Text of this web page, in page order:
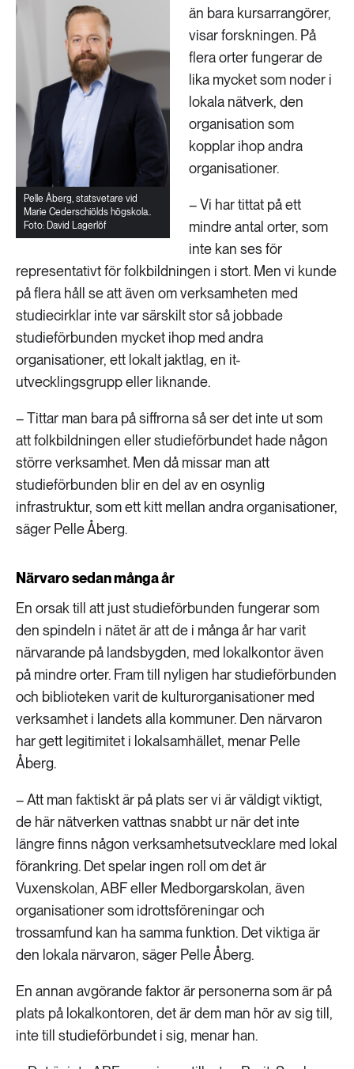
Pelle Åberg, statsvetare vid
Marie Cederschiölds högskola..
Foto: David Lagerlöf
än bara kursarrangörer,
visar forskningen. På
flera orter fungerar de
lika mycket som noder i
lokala nätverk, den
organisation som
kopplar ihop andra
organisationer.
– Vi har tittat på ett
mindre antal orter, som
inte kan ses för
representativt för folkbildningen i stort. Men vi kunde
på flera håll se att även om verksamheten med
studiecirklar inte var särskilt stor så jobbade
studieförbunden mycket ihop med andra
organisationer, ett lokalt jaktlag, en it-
utvecklingsgrupp eller liknande.
– Tittar man bara på siffrorna så ser det inte ut som
att folkbildningen eller studieförbundet hade någon
större verksamhet. Men då missar man att
studieförbunden blir en del av en osynlig
infrastruktur, som ett kitt mellan andra organisationer,
säger Pelle Åberg.
Närvaro sedan många år
En orsak till att just studieförbunden fungerar som
den spindeln i nätet är att de i många år har varit
närvarande på landsbygden, med lokalkontor även
på mindre orter. Fram till nyligen har studieförbunden
och biblioteken varit de kulturorganisationer med
verksamhet i landets alla kommuner. Den närvaron
har gett legitimitet i lokalsamhället, menar Pelle
Åberg.
– Att man faktiskt är på plats ser vi är väldigt viktigt,
de här nätverken vattnas snabbt ur när det inte
längre finns någon verksamhetsutvecklare med lokal
förankring. Det spelar ingen roll om det är
Vuxenskolan, ABF eller Medborgarskolan, även
organisationer som idrottsföreningar och
trossamfund kan ha samma funktion. Det viktiga är
den lokala närvaron, säger Pelle Åberg.
En annan avgörande faktor är personerna som är på
plats på lokalkontoren, det är dem man hör av sig till,
inte till studieförbundet i sig, menar han.